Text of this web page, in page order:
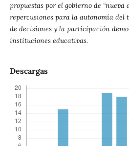
propuestas por el gobierno de “nueva
repercusiones para la autonomía del
de decisiones y la participación
instituciones educativas.
Descargas